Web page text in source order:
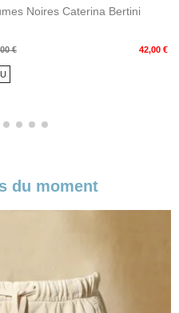
Noires Caterina Bertini
€ 42,00 €
du moment